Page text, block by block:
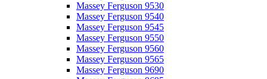
Massey Ferguson 9530
Massey Ferguson 9540
Massey Ferguson 9545
Massey Ferguson 9550
Massey Ferguson 9560
Massey Ferguson 9565
Massey Ferguson 9690